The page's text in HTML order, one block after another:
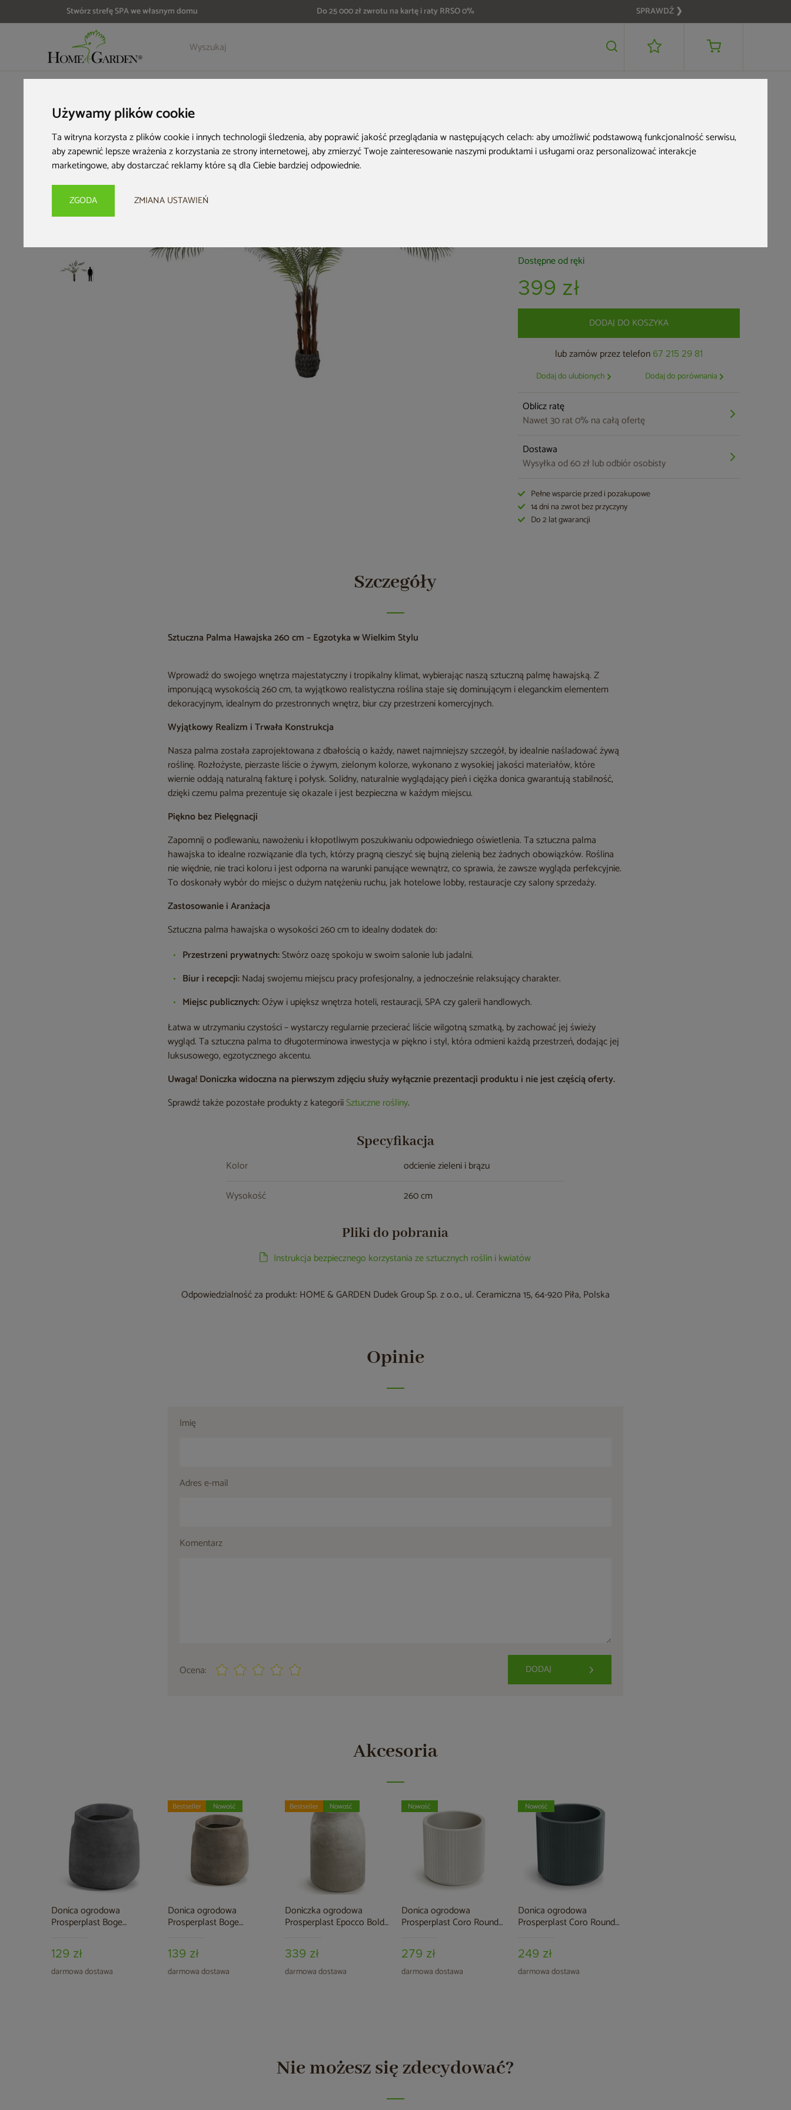
Używamy plików cookie
Ta witryna korzysta z plików cookie i innych technologii śledzenia, aby poprawić jakość przeglądania w następujących celach:aby umożliwić podstawową funkcjonalność serwisu,
aby zapewnić lepsze wrażenia z korzystania ze strony internetowej,aby zmierzyć Twoje zainteresowanie naszymi produktami i usługami oraz personalizować interakcje
marketingowe,aby dostarczać reklamy które są dla Ciebie bardziej odpowiednie.
ZGODA ZMIANA USTAWIEŃ
Stwórz strefę SPA we własnym domu Do 25 000 zł zwrotu na kartę i raty RRSO 0% SPRAWDŹ ❯
Szczegóły Opinie Akcesoria 399 zł DODAJ DO KOSZYKA
Sztuczna palma
Dostępne od ręki
399 zł
DODAJ DO KOSZYKA
lub zamów przez telefon 67 215 29 81
Dodaj do ulubionych Dodaj do porównania
Oblicz ratę
Nawet 30 rat 0% na całą ofertę
Dostawa
Wysyłka od 60 zł lub odbiór osobisty
Pełne wsparcie przed i pozakupowe
14 dni na zwrot bez przyczyny
Do 2 lat gwarancji
Szczegóły
Sztuczna Palma Hawajska 260 cm – Egzotyka w Wielkim Stylu
Wprowadź do swojego wnętrza majestatyczny i tropikalny klimat, wybierając naszą sztuczną palmę hawajską. Z
imponującą wysokością 260 cm, ta wyjątkowo realistyczna roślina staje się dominującym i eleganckim elementem
dekoracyjnym, idealnym do przestronnych wnętrz, biur czy przestrzeni komercyjnych.
Wyjątkowy Realizm i Trwała Konstrukcja
Nasza palma została zaprojektowana z dbałością o każdy, nawet najmniejszy szczegół, by idealnie naśladować żywą
roślinę. Rozłożyste, pierzaste liście o żywym, zielonym kolorze, wykonano z wysokiej jakości materiałów, które
wiernie oddają naturalną fakturę i połysk. Solidny, naturalnie wyglądający pień i ciężka donica gwarantują stabilność,
dzięki czemu palma prezentuje się okazale i jest bezpieczna w każdym miejscu.
Piękno bez Pielęgnacji
Zapomnij o podlewaniu, nawożeniu i kłopotliwym poszukiwaniu odpowiedniego oświetlenia. Ta sztuczna palma
hawajska to idealne rozwiązanie dla tych, którzy pragną cieszyć się bujną zielenią bez żadnych obowiązków. Roślina
nie więdnie, nie traci koloru i jest odporna na warunki panujące wewnątrz, co sprawia, że zawsze wygląda perfekcyjnie.
To doskonały wybór do miejsc o dużym natężeniu ruchu, jak hotelowe lobby, restauracje czy salony sprzedaży.
Zastosowanie i Aranżacja
Sztuczna palma hawajska o wysokości 260 cm to idealny dodatek do:
Przestrzeni prywatnych:Stwórz oazę spokoju w swoim salonie lub jadalni.
Biur i recepcji:Nadaj swojemu miejscu pracy profesjonalny, a jednocześnie relaksujący charakter.
Miejsc publicznych:Ożyw i upiększ wnętrza hoteli, restauracji, SPA czy galerii handlowych.
Łatwa w utrzymaniu czystości – wystarczy regularnie przecierać liście wilgotną szmatką, by zachować jej świeży
wygląd. Ta sztuczna palma to długoterminowa inwestycja w piękno i styl, która odmieni każdą przestrzeń, dodając jej
luksusowego, egzotycznego akcentu.
Uwaga! Doniczka widoczna na pierwszym zdjęciu służy wyłącznie prezentacji produktu i nie jest częścią oferty.
Sprawdź także pozostałe produkty z kategoriiSztuczne rośliny.
Specyfikacja
Kolor
odcienie zieleni i brązu
Wysokość
260 cm
Pliki do pobrania
Instrukcja bezpiecznego korzystania ze sztucznych roślin i kwiatów
Odpowiedzialność za produkt: HOME & GARDEN Dudek Group Sp. z o.o., ul. Ceramiczna 15, 64-920 Piła, Polska
Opinie
Imię
Adres e-mail
Komentarz
Ocena: DODAJ
Akcesoria
Donica ogrodowa
Prosperplast Boge
129 zł
darmowa dostawa
Donica ogrodowa
Prosperplast Boge
139 zł
darmowa dostawa
Bestseller Nowość
Doniczka ogrodowa
Prosperplast Epocco Bold
339 zł
darmowa dostawa
Bestseller Nowość
Donica ogrodowa
Prosperplast Coro Round
279 zł
darmowa dostawa
Nowość
Donica ogrodowa
Prosperplast Coro Round
249 zł
darmowa dostawa
Nowość
Nie możesz się zdecydować?